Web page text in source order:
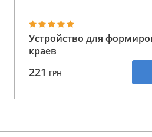
Устройство для
краев
221 ГРН